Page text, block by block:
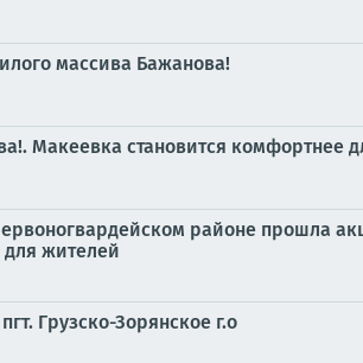
массива Бажанова!
Макеевка становится комфортнее
районе прошла
жителей
Грузско-Зорянское г.о